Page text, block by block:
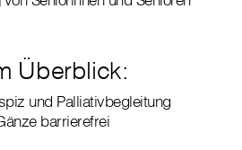
Überblick:
und Palliativbegleitung
barrierefrei